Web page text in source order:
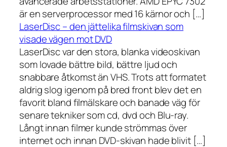
är en serverprocessor med 16 kärnor och […]
LaserDisc – den jättelika filmskivan som
visade vägen mot DVD
LaserDisc var den stora, blanka videoskivan
som lovade bättre bild, bättre ljud och
snabbare åtkomst än VHS. Trots att formatet
aldrig slog igenom på bred front blev det en
favorit bland filmälskare och banade väg för
senare tekniker som cd, dvd och Blu-ray.
Långt innan filmer kunde strömmas över
internet och innan DVD-skivan hade blivit […]